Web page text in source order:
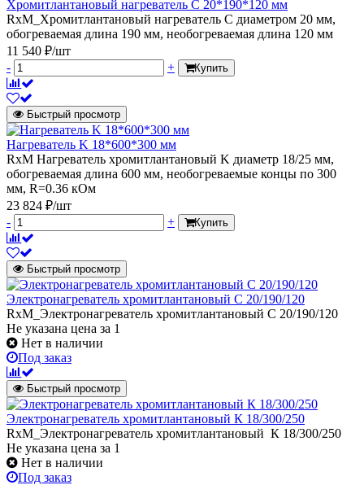
Хромитлантановый нагреватель С 20*190*120 мм
RxM_Хромитлантановый нагреватель С диаметром 20 мм,
обогреваемая длина 190 мм, необогреваемая длина 120 мм
11 540 ₽/шт
-
+ Купить
Быстрый просмотр
Нагреватель K 18*600*300 мм
RxM Нагреватель хромитлантановый K диаметр 18/25 мм,
обогреваемая длина 600 мм, необогреваемые концы по 300
мм, R=0.36 кОм
23 824 ₽/шт
-
+ Купить
Быстрый просмотр
Электронагреватель хромитлантановый С 20/190/120
RxM_Электронагреватель хромитлантановый С 20/190/120
Не указана цена за 1
Нет в наличии
Под заказ
Быстрый просмотр
Электронагреватель хромитлантановый К 18/300/250
RxM_Электронагреватель хромитлантановый К 18/300/250
Не указана цена за 1
Нет в наличии
Под заказ